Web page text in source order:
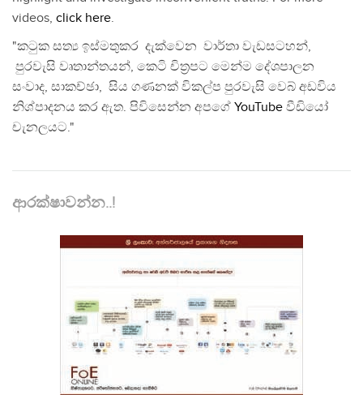
videos, click here.
"කටුක සත්‍ය ඉස්මතුකර දැක්වෙන වාර්තා වැඩසටහන්,
පුරවැසි වෘතාන්තයන්, කෙටි චිත්‍රපට මෙන්ම දේශපාලන
සංවාද, සාකච්ඡා, සිය ගණනක් විකල්ප පුරවැසි වෙබ් අඩවිය
නිශ්පාදනය කර ඇත. පිවිසෙන්න අපගේ YouTube වීඩියෝ
චැනලයට."
ආරක්ෂාවන්න..!